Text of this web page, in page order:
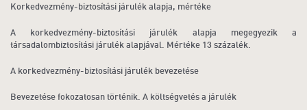
Korkedvezmény-biztosítási járulék alapja, mértéke
A korkedvezmény-biztosítási járulék alapja megegyezik a
társadalombiztosítási járulék alapjával. Mértéke 13 százalék.
A korkedvezmény-biztosítási járulék bevezetése
Bevezetése fokozatosan történik. A költségvetés a járulék